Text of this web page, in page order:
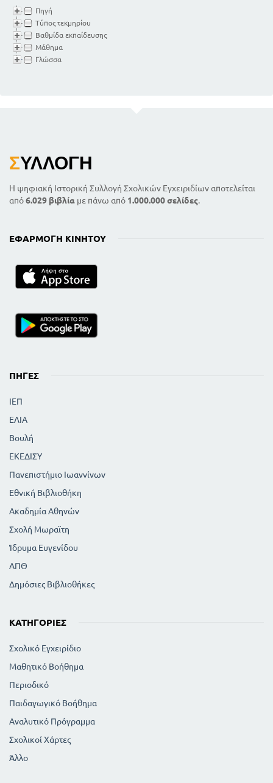
Πηγή
Τύπος τεκμηρίου
Βαθμίδα εκπαίδευσης
Μάθημα
Γλώσσα
ΣΥΛΛΟΓΉ
Η ψηφιακή Ιστορική Συλλογή Σχολικών Εγχειριδίων αποτελείται
από6.029 βιβλία με πάνω από 1.000.000 σελίδες.
ΕΦΑΡΜΟΓΉ ΚΙΝΗΤΟΎ
ΠΗΓΈΣ
ΙΕΠ
ΕΛΙΑ
Βουλή
ΕΚΕΔΙΣΥ
Πανεπιστήμιο Ιωαννίνων
Εθνική Βιβλιοθήκη
Ακαδημία Αθηνών
Σχολή Μωραϊτη
Ίδρυμα Ευγενίδου
ΑΠΘ
Δημόσιες Βιβλιοθήκες
ΚΑΤΗΓΟΡΊΕΣ
Σχολικό Εγχειρίδιο
Μαθητικό Βοήθημα
Περιοδικό
Παιδαγωγικό Βοήθημα
Αναλυτικό Πρόγραμμα
Σχολικοί Χάρτες
Άλλο